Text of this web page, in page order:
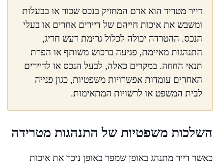
דייר מטריד הוא אדם המחזיק בנכס שכור או בבעלות
ומשבש את איכות חייהם של דיירים אחרים או בעלי
הנכס. ההטרדה יכולה לכלול גרימת רעש חריג,
התנהגות מאיימת, פגיעה ברכוש משותף או הפרת
תנאי החוזה. במקרים כאלה, לבעל הנכס או לדיירים
האחרים עומדות אפשרויות משפטיות, כגון פנייה
לבית המשפט או לרשויות המתאימות.
השלכות משפטיות של התנהגות מטרידה
כאשר דייר מתנהג באופן שמפר באופן ניכר את איכות